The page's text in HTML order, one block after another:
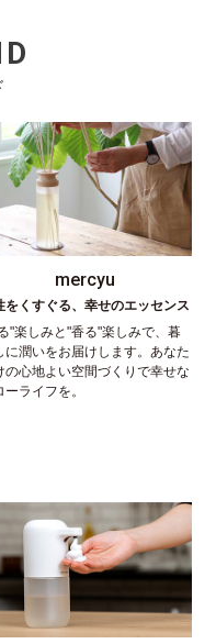
mercyu
をくすぐる、幸せのエッセンス
"楽しみと"香る"楽しみで、暮
に潤いをお届けします。あなた
の心地よい空間づくりで幸せな
ーライフを。